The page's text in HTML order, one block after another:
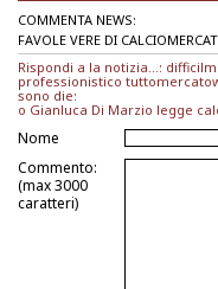
COMMENTA NEWS:
FAVOLE VERE DI
Rispondi a la notizia...:
professionistico
sono die:
o Gianluca Di Marzio legge
Nome
Commento:
(max 3000
caratteri)